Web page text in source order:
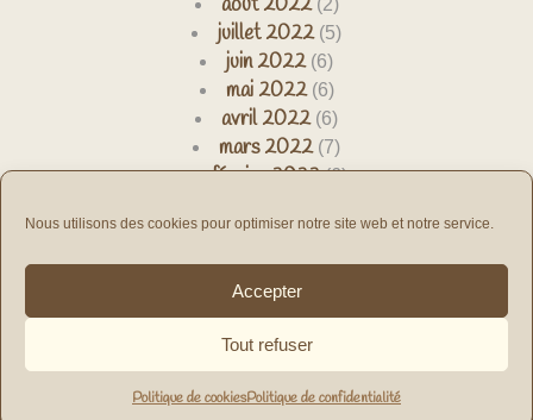
Nous utilisons des cookies pour optimiser notre site web et notre service.
Accepter
Tout refuser
Politique de cookiesPolitique de confidentialité
(2)
juillet 2022(5)
juin 2022(6)
mai 2022(6)
avril 2022(6)
mars 2022(7)
février 2022(6)
décembre 2021(10)
novembre 2021(8)
octobre 2021
septembre 2021(2)
Association MEMOIRE DE NOTRE TEMPS - 7 rue du Romarin
- 30 900 Nîmes - France - mnt@memoire-notretemps.com